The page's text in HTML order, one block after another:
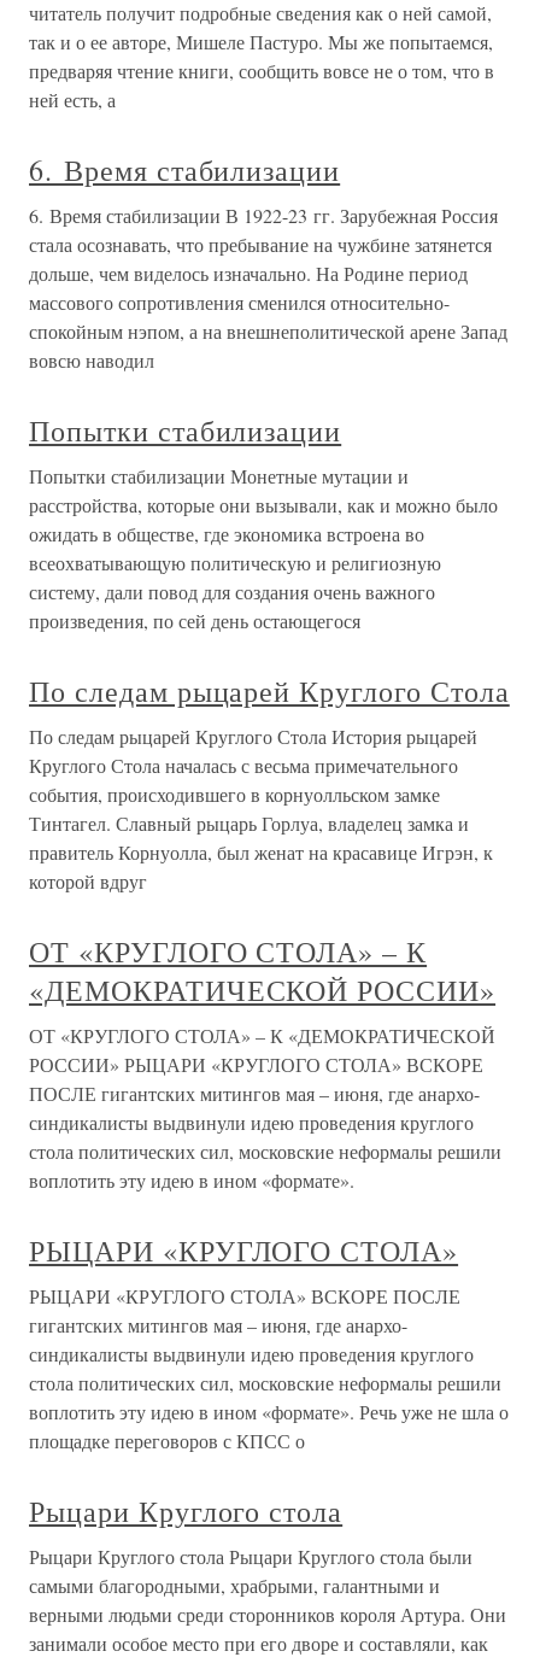
читатель получит подробные сведения как о ней самой,
так и о ее авторе, Мишеле Пастуро. Мы же попытаемся,
предваряя чтение книги, сообщить вовсе не о том, что в
ней есть, а
6. Время стабилизации
6. Время стабилизации В 1922-23 гг. Зарубежная Россия
стала осознавать, что пребывание на чужбине затянется
дольше, чем виделось изначально. На Родине период
массового сопротивления сменился относительно-
спокойным нэпом, а на внешнеполитической арене Запад
вовсю наводил
Попытки стабилизации
Попытки стабилизации Монетные мутации и
расстройства, которые они вызывали, как и можно было
ожидать в обществе, где экономика встроена во
всеохватывающую политическую и религиозную
систему, дали повод для создания очень важного
произведения, по сей день остающегося
По следам рыцарей Круглого Стола
По следам рыцарей Круглого Стола История рыцарей
Круглого Стола началась с весьма примечательного
события, происходившего в корнуолльском замке
Тинтагел. Славный рыцарь Горлуа, владелец замка и
правитель Корнуолла, был женат на красавице Игрэн, к
которой вдруг
ОТ «КРУГЛОГО СТОЛА» – К
«ДЕМОКРАТИЧЕСКОЙ РОССИИ»
ОТ «КРУГЛОГО СТОЛА» – К «ДЕМОКРАТИЧЕСКОЙ
РОССИИ» РЫЦАРИ «КРУГЛОГО СТОЛА» ВСКОРЕ
ПОСЛЕ гигантских митингов мая – июня, где анархо-
синдикалисты выдвинули идею проведения круглого
стола политических сил, московские неформалы решили
воплотить эту идею в ином «формате».
РЫЦАРИ «КРУГЛОГО СТОЛА»
РЫЦАРИ «КРУГЛОГО СТОЛА» ВСКОРЕ ПОСЛЕ
гигантских митингов мая – июня, где анархо-
синдикалисты выдвинули идею проведения круглого
стола политических сил, московские неформалы решили
воплотить эту идею в ином «формате». Речь уже не шла о
площадке переговоров с КПСС о
Рыцари Круглого стола
Рыцари Круглого стола Рыцари Круглого стола были
самыми благородными, храбрыми, галантными и
верными людьми среди сторонников короля Артура. Они
занимали особое место при его дворе и составляли, как